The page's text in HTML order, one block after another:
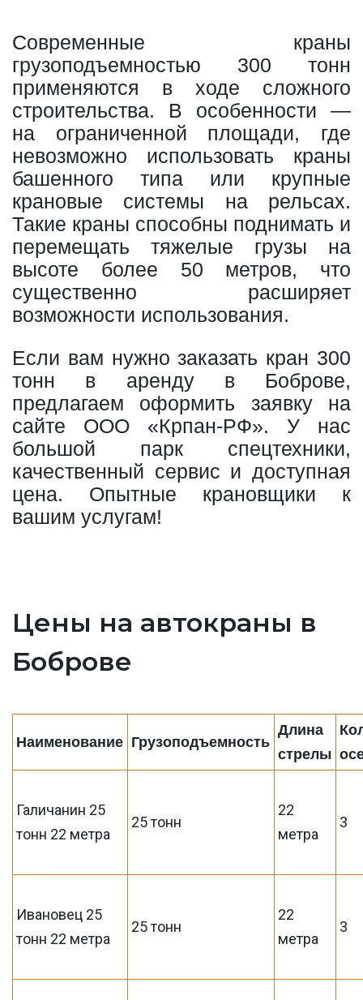
Современные краны
грузоподъемностью 300 тонн
применяются в ходе сложного
строительства. В особенности —
на ограниченной площади, где
невозможно использовать краны
башенного типа или крупные
крановые системы на рельсах.
Такие краны способны поднимать и
перемещать тяжелые грузы на
высоте более 50 метров, что
существенно расширяет
возможности использования.
Если вам нужно заказать кран 300
тонн в аренду в Боброве,
предлагаем оформить заявку на
сайте ООО «Крпан-РФ». У нас
большой парк спецтехники,
качественный сервис и доступная
цена. Опытные крановщики к
вашим услугам!
Цены на автокраны в
Боброве
Наименование Грузоподъемность
Длина
стрелы
Галичанин 25
тонн 22 метра
25 тонн
22
метра
3
Ивановец 25
тонн 22 метра
25 тонн
22
метра
3